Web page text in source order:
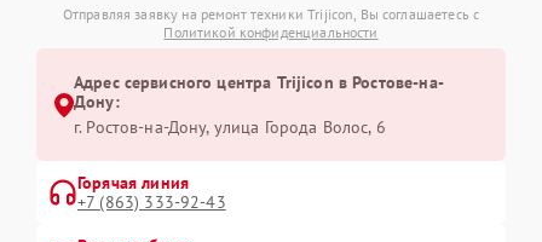
Отправляя заявку на ремонт техники Trijicon, Вы соглашаетесь с
Политикой конфиденциальности
Адрес сервисного центра Trijicon в Ростове-на-
Дону:
г. Ростов-на-Дону, улица Города Волос, 6
Горячая линия
+7 (863) 333-92-43